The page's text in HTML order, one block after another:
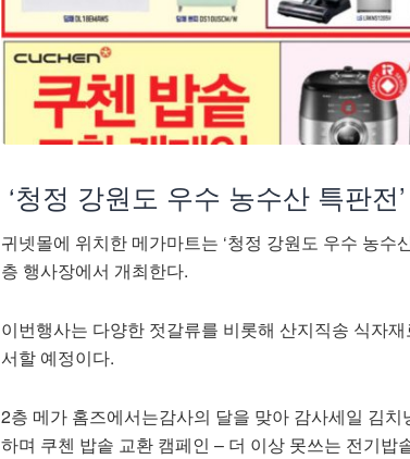
‘청정 강원도 우수 농수산 특판전’
귀넷몰에 위치한 메가마트는 ‘청정 강원도 우수 농수
층 행사장에서 개최한다.
이번행사는 다양한 젓갈류를 비롯해 산지직송 식자
서할 예정이다.
2층 메가 홈즈에서는감사의 달을 맞아 감사세일 김
하며 쿠첸 밥솥 교환 캠페인 – 더 이상 못쓰는 전기밥